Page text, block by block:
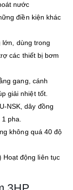
nước
điền kiện khác
dùng trong
các thiết bị bơm
gang, cánh
giải nhiệt tốt.
NSK, dây đồng
pha.
không quá 40 độ
Hoạt động liên tục